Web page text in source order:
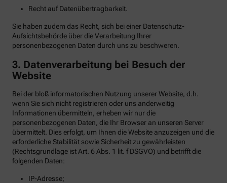
Recht auf Datenübertragbarkeit.
Sie haben zudem das Recht, sich bei einer Datenschutz-
Aufsichtsbehörde über die Verarbeitung Ihrer
personenbezogenen Daten durch uns zu beschweren.
3. Datenverarbeitung bei Besuch der
Website
Bei der bloß informatorischen Nutzung unserer Website, d.h.
wenn Sie sich nicht registrieren oder uns anderweitig
Informationen übermitteln, erheben wir nur die
personenbezogenen Daten, die Ihr Browser an unseren Server
übermittelt. Dies erfolgt, um Ihnen die Website anzuzeigen und die
erforderliche Stabilität sowie Sicherheit zu gewährleisten
(Rechtsgrundlage ist Art. 6 Abs. 1 lit. f DSGVO) und betrifft die
folgenden Daten:
IP-Adresse;